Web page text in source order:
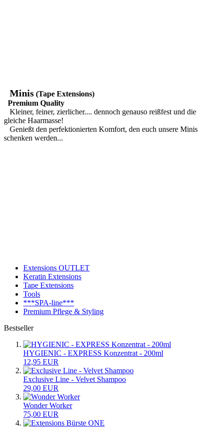
Minis (Tape Extensions)
Premium Quality
Kleiner, feiner, zierlicher.... dennoch genauso reißfest und die
gleiche Haarmasse!
Genießt den perfektionierten Komfort, den euch unsere Minis
schenken werden...
Extensions OUTLET
Keratin Extensions
Tape Extensions
Tools
***SPA-line***
Premium Pflege & Styling
Bestseller
HYGIENIC - EXPRESS Konzentrat - 200ml
12,95 EUR
Exclusive Line - Velvet Shampoo
29,00 EUR
Wonder Worker
75,00 EUR